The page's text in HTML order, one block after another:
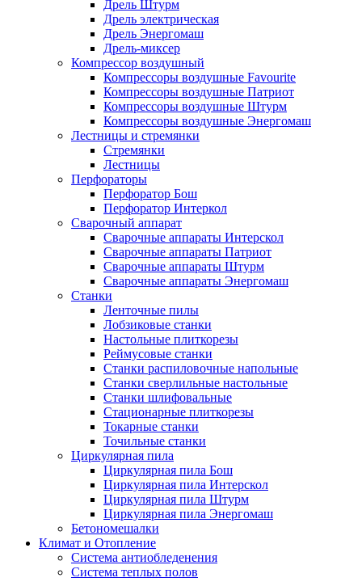
Дрель Штурм
Дрель электрическая
Дрель Энергомаш
Дрель-миксер
Компрессор воздушный
Компрессоры воздушные Favourite
Компрессоры воздушные Патриот
Компрессоры воздушные Штурм
Компрессоры воздушные Энергомаш
Лестницы и стремянки
Стремянки
Лестницы
Перфораторы
Перфоратор Бош
Перфоратор Интеркол
Сварочный аппарат
Сварочные аппараты Интерскол
Сварочные аппараты Патриот
Сварочные аппараты Штурм
Сварочные аппараты Энергомаш
Станки
Ленточные пилы
Лобзиковые станки
Настольные плиткорезы
Реймусовые станки
Станки распиловочные напольные
Станки сверлильные настольные
Станки шлифовальные
Стационарные плиткорезы
Токарные станки
Точильные станки
Циркулярная пила
Циркулярная пила Бош
Циркулярная пила Интерскол
Циркулярная пила Штурм
Циркулярная пила Энергомаш
Бетономешалки
Климат и Отопление
Система антиобледенения
Система теплых полов